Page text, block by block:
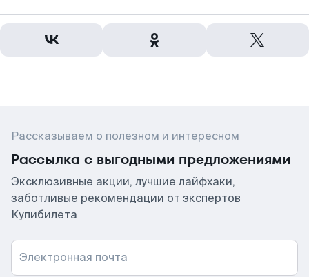
Рассказываем о полезном и интересном
Рассылка с выгодными предложениями
Эксклюзивные акции, лучшие лайфхаки,
заботливые рекомендации от экспертов
Купибилета
Электронная почта